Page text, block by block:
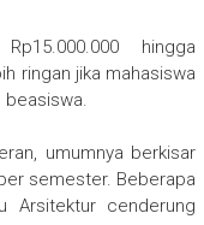
hingga
ringan jika mahasiswa
beasiswa.
umumnya berkisar
semester. Beberapa
Arsitektur cenderung